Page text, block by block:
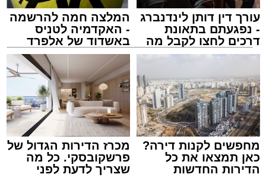
מערכת האתר / 15:39 07.08.26
תגים: איחוד הצלה אשדוד, הצלה
עורך דין דותן לינדנברג
- נפגעתם בתאונת
דרכים לחצו לקבל מה
שמגיע לכם
המלצה חמה להרשמה
- האקדמיה לטניס
באשדוד של אלפרד
קריאולנסקי - לילדים
מחפשים לקנות דירה?
כאן תמצאו את כל
הדירות החדשות
מכרז הדירות הגדול של
פרשקובסקי. כל מה
שצריך לדעת לפני